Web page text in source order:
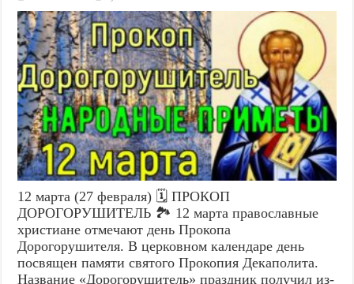
12 марта (27 февраля) 🗓️ ПРОКОП
ДОРОГОРУШИТЕЛЬ 🏞️ 12 марта православные
христиане отмечают день Прокопа
Дорогорушителя. В церковном календаре день
посвящен памяти святого Прокопия Декаполита.
Название «Дорогорушитель» праздник получил из-